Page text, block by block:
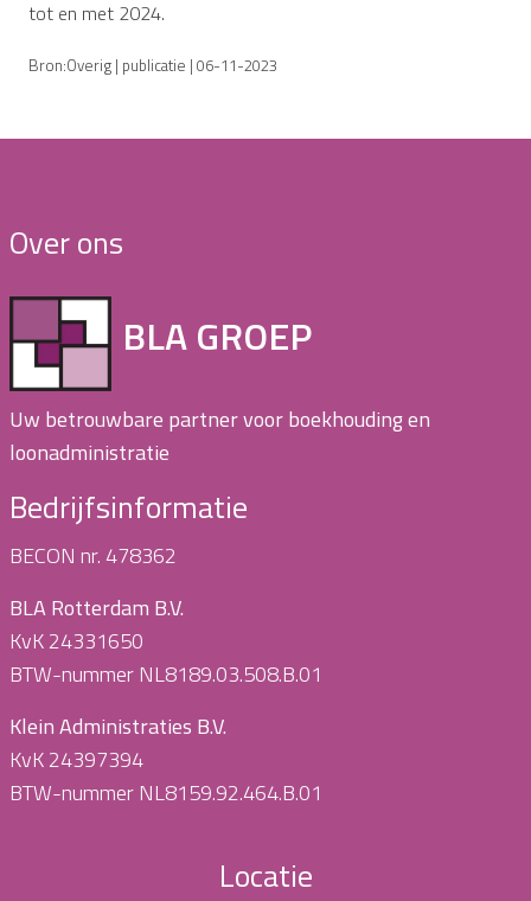
tot en met 2024.
Bron:Overig | publicatie | 06-11-2023
Over ons
BLA GROEP
Uw betrouwbare partner voor boekhouding en
loonadministratie
Bedrijfsinformatie
BECON nr. 478362
BLA Rotterdam B.V.
KvK 24331650
BTW-nummer NL8189.03.508.B.01
Klein Administraties B.V.
KvK 24397394
BTW-nummer NL8159.92.464.B.01
Locatie